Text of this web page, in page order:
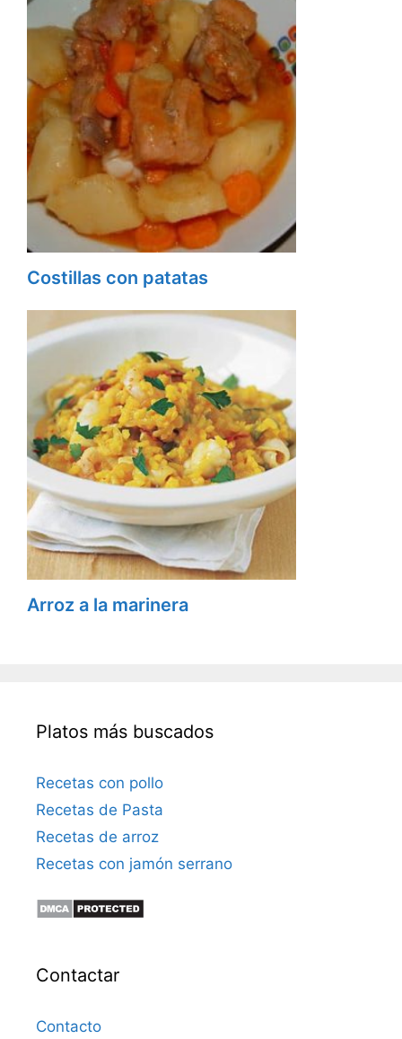
Costillas con patatas
Arroz a la marinera
Platos más buscados
Recetas con pollo
Recetas de Pasta
Recetas de arroz
Recetas con jamón serrano
Contactar
Contacto